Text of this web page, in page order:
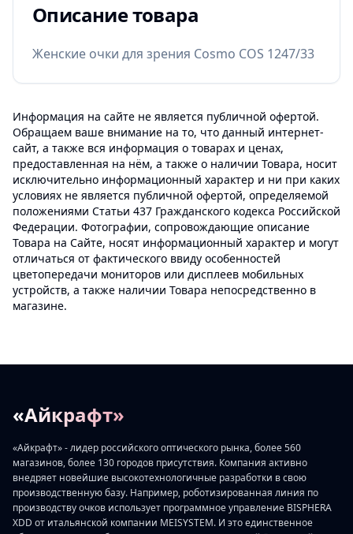
Описание товара
Женские очки для зрения Cosmo COS 1247/33
Информация на сайте не является публичной офертой.
Обращаем ваше внимание на то, что данный интернет-
сайт, а также вся информация о товарах и ценах,
предоставленная на нём, а также о наличии Товара, носит
исключительно информационный характер и ни при каких
условиях не является публичной офертой, определяемой
положениями Статьи 437 Гражданского кодекса Российской
Федерации. Фотографии, сопровождающие описание
Товара на Сайте, носят информационный характер и могут
отличаться от фактического ввиду особенностей
цветопередачи мониторов или дисплеев мобильных
устройств, а также наличии Товара непосредственно в
магазине.
«Айкрафт»
«Айкрафт» - лидер российского оптического рынка, более 560
магазинов, более 130 городов присутствия. Компания активно
внедряет новейшие высокотехнологичные разработки в свою
производственную базу. Например, роботизированная линия по
производству очков использует программное управление BISPHERA
XDD от итальянской компании MEISYSTEM. И это единственное